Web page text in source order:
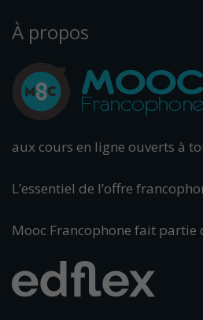
À propos
aux cours en ligne ouverts à
L’essentiel de l’offre
Mooc Francophone fait partie